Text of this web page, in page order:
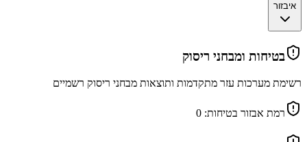
איבזור
בטיחות ומבחני ריסוק
רשימת מערכות עזר מתקדמות ותוצאות מבחני ריסוק רשמיים
רמת אבזור בטיחות: 0